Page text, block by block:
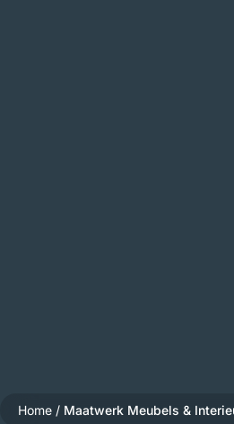
Home / Maatwerk Meubels &